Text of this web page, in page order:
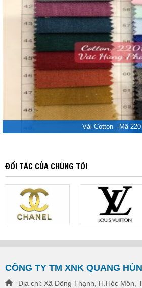
Vải Cotton - Mã
ĐỐI TÁC CỦA CHÚNG TÔI
CÔNG TY TM XNK QUANG
Địa chỉ: Xã Đông Thạnh, H.Hóc Môn,